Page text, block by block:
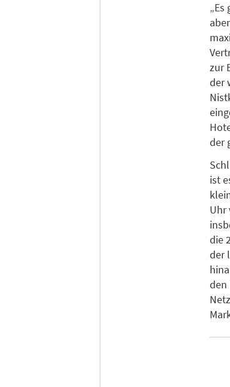
zur
der
der
ist
Uhr
die
der
den